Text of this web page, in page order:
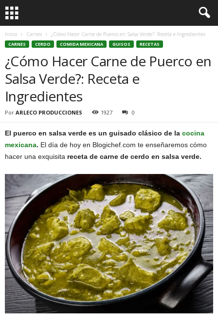
Inicio Carnes ¿Cómo Hacer Carne de Puerco en Salsa Verde?: Receta e Ingredientes
CARNES CERDO COMIDA MEXICANA GUISOS RECETAS
¿Cómo Hacer Carne de Puerco en
Salsa Verde?: Receta e
Ingredientes
Por ARLECO PRODUCCIONES 1927 0
El puerco en salsa verde es un guisado clásico de la cocina
mexicana. El día de hoy en Blogichef.com te enseñaremos cómo
hacer una exquisita receta de carne de cerdo en salsa verde.